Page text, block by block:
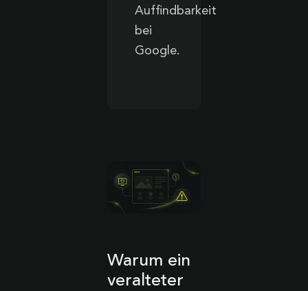
Auffindbarkeit
bei
Google.
Warum ein
veralteter